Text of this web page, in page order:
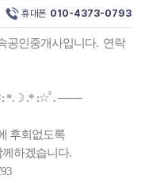
휴대폰 010-4373-0793
공인중개사입니다. 연락
*.☽ .* :☆ﾟ. ───
회없도록
겠습니다.